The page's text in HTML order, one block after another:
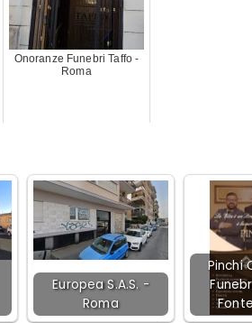
Onoranze Funebri Taffo -
Roma
Europea S.A.S. -
Roma
Pinchi